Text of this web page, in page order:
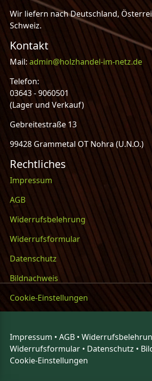
Wir liefern nach Deutschland,
Schweiz.
Kontakt
Mail: admin@holzhandel-im-netz.de
Telefon:
03643 - 9060501
(Lager und Verkauf)
Gebreitestraße 13
99428 Grammetal OT Nohra (U.N.O.)
Rechtliches
Impressum
AGB
Widerrufsbelehrung
Widerrufsformular
Datenschutz
Bildnachweis
Cookie-Einstellungen
Impressum • AGB •
Widerrufsformular • Datenschutz •
Cookie-Einstellungen